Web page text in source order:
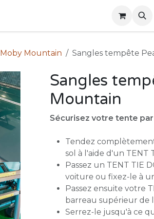
Moby Mountain Sangles tempête
Sangles
Mountain
Sécurisez votre tente
Tendez
sol à l'aide d'un TENT
Passez un TENT TIE
voiture ou fixez-le à
Passez ensuite votre
barreau supérieur de
Serrez-le jusqu'à ce